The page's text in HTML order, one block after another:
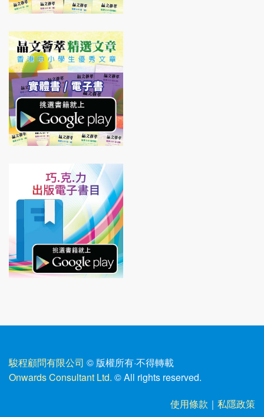
駿程顧問有限公司 © 版權所有·不得轉載
Onwards Consultant Ltd. © All rights reserved.
使用條款 ｜ 私隱政策